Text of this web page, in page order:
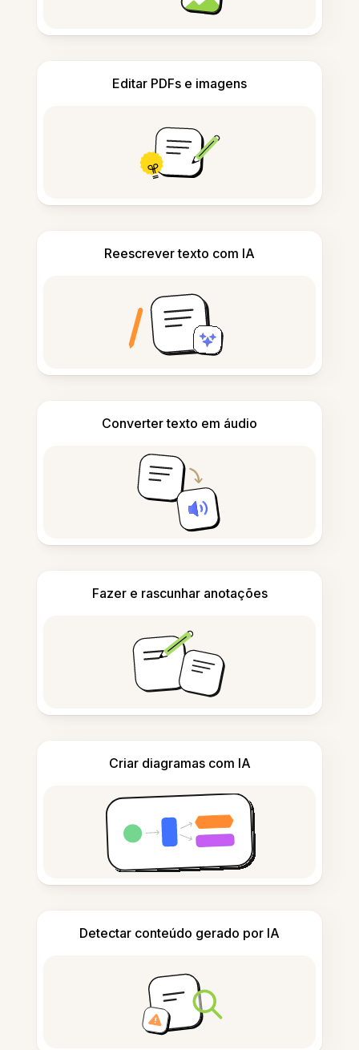
Editar PDFs e imagens
Reescrever texto com IA
Converter texto em áudio
Fazer e rascunhar anotações
Criar diagramas com IA
Detectar conteúdo gerado por IA